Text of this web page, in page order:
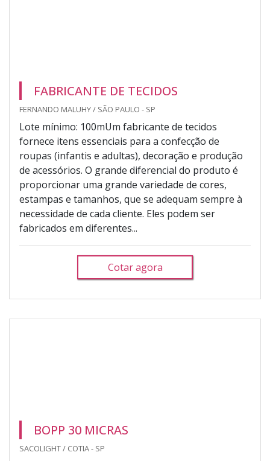
FABRICANTE DE TECIDOS
FERNANDO MALUHY / SÃO PAULO - SP
Lote mínimo: 100mUm fabricante de tecidos
fornece itens essenciais para a confecção de
roupas (infantis e adultas), decoração e produção
de acessórios. O grande diferencial do produto é
proporcionar uma grande variedade de cores,
estampas e tamanhos, que se adequam sempre à
necessidade de cada cliente. Eles podem ser
fabricados em diferentes...
Cotar agora
BOPP 30 MICRAS
SACOLIGHT / COTIA - SP